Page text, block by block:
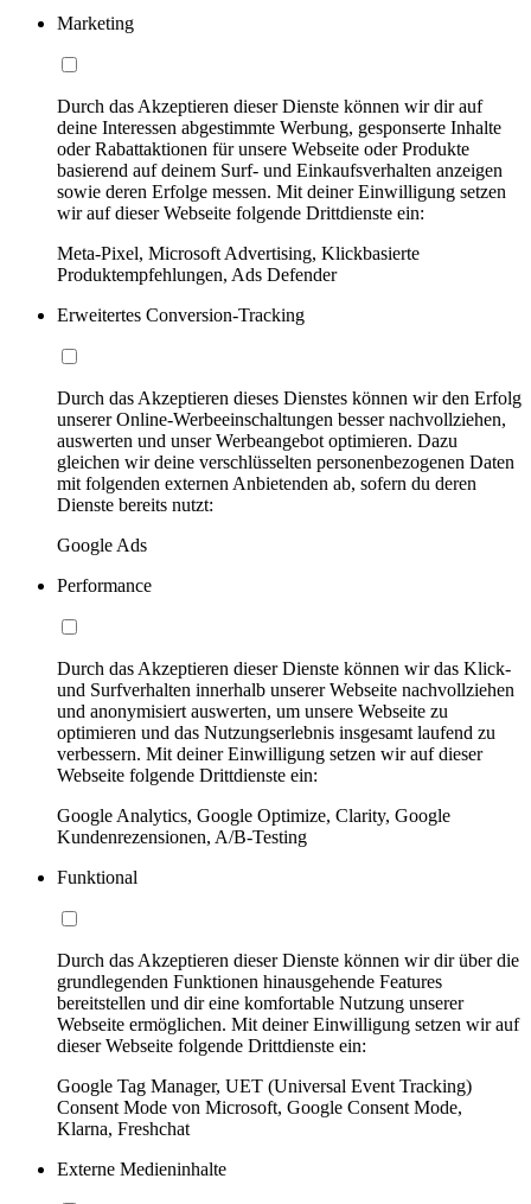
Marketing
Durch das Akzeptieren dieser Dienste können wir dir auf
deine Interessen abgestimmte Werbung, gesponserte Inhalte
oder Rabattaktionen für unsere Webseite oder Produkte
basierend auf deinem Surf- und Einkaufsverhalten anzeigen
sowie deren Erfolge messen. Mit deiner Einwilligung setzen
wir auf dieser Webseite folgende Drittdienste ein:
Meta-Pixel, Microsoft Advertising, Klickbasierte
Produktempfehlungen, Ads Defender
Erweitertes Conversion-Tracking
Durch das Akzeptieren dieses Dienstes können wir den Erfolg
unserer Online-Werbeeinschaltungen besser nachvollziehen,
auswerten und unser Werbeangebot optimieren. Dazu
gleichen wir deine verschlüsselten personenbezogenen Daten
mit folgenden externen Anbietenden ab, sofern du deren
Dienste bereits nutzt:
Google Ads
Performance
Durch das Akzeptieren dieser Dienste können wir das Klick-
und Surfverhalten innerhalb unserer Webseite nachvollziehen
und anonymisiert auswerten, um unsere Webseite zu
optimieren und das Nutzungserlebnis insgesamt laufend zu
verbessern. Mit deiner Einwilligung setzen wir auf dieser
Webseite folgende Drittdienste ein:
Google Analytics, Google Optimize, Clarity, Google
Kundenrezensionen, A/B-Testing
Funktional
Durch das Akzeptieren dieser Dienste können wir dir über die
grundlegenden Funktionen hinausgehende Features
bereitstellen und dir eine komfortable Nutzung unserer
Webseite ermöglichen. Mit deiner Einwilligung setzen wir auf
dieser Webseite folgende Drittdienste ein:
Google Tag Manager, UET (Universal Event Tracking)
Consent Mode von Microsoft, Google Consent Mode,
Klarna, Freshchat
Externe Medieninhalte